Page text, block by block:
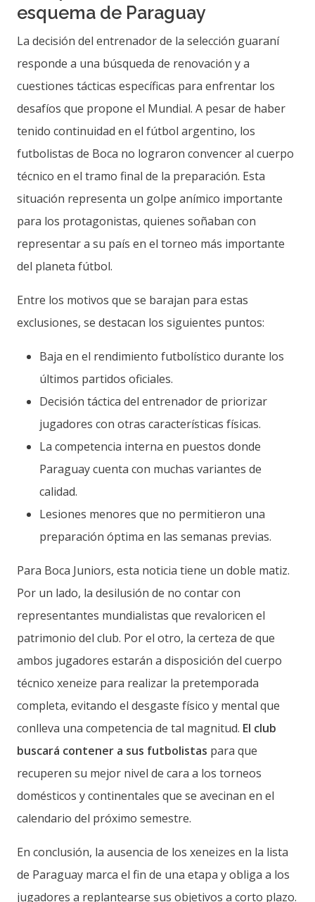
esquema de Paraguay
La decisión del entrenador de la selección guaraní
responde a una búsqueda de renovación y a
cuestiones tácticas específicas para enfrentar los
desafíos que propone el Mundial. A pesar de haber
tenido continuidad en el fútbol argentino, los
futbolistas de Boca no lograron convencer al cuerpo
técnico en el tramo final de la preparación. Esta
situación representa un golpe anímico importante
para los protagonistas, quienes soñaban con
representar a su país en el torneo más importante
del planeta fútbol.
Entre los motivos que se barajan para estas
exclusiones, se destacan los siguientes puntos:
Baja en el rendimiento futbolístico durante los
últimos partidos oficiales.
Decisión táctica del entrenador de priorizar
jugadores con otras características físicas.
La competencia interna en puestos donde
Paraguay cuenta con muchas variantes de
calidad.
Lesiones menores que no permitieron una
preparación óptima en las semanas previas.
Para Boca Juniors, esta noticia tiene un doble matiz.
Por un lado, la desilusión de no contar con
representantes mundialistas que revaloricen el
patrimonio del club. Por el otro, la certeza de que
ambos jugadores estarán a disposición del cuerpo
técnico xeneize para realizar la pretemporada
completa, evitando el desgaste físico y mental que
conlleva una competencia de tal magnitud. El club
buscará contener a sus futbolistas para que
recuperen su mejor nivel de cara a los torneos
domésticos y continentales que se avecinan en el
calendario del próximo semestre.
En conclusión, la ausencia de los xeneizes en la lista
de Paraguay marca el fin de una etapa y obliga a los
jugadores a replantearse sus objetivos a corto plazo.